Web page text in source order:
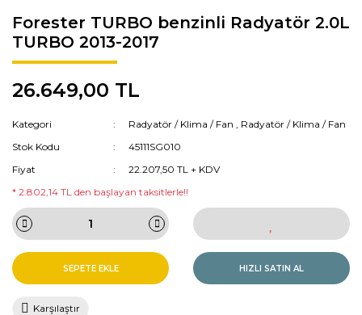
Forester TURBO benzinli Radyatör 2.0L
TURBO 2013-2017
26.649,00 TL
Kategori Radyatör / Klima / Fan , Radyatör / Klima / Fan
Stok Kodu
45111SG010
Fiyat
22.207,50 TL + KDV
* 2.802,14 TL den başlayan taksitlerle!!
SEPETE EKLE HIZLI SATIN AL
Karşılaştır